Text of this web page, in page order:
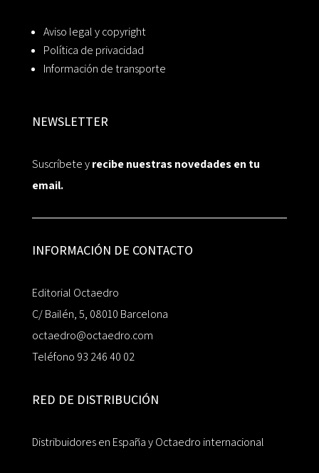
Aviso legal y copyright
Política de privacidad
Información de transporte
NEWSLETTER
Suscríbete yrecibe nuestras novedades en tu
email.
INFORMACIÓN DE CONTACTO
Editorial Octaedro
C/ Bailén, 5, 08010 Barcelona
octaedro@octaedro.com
Teléfono 93 246 40 02
RED DE DISTRIBUCIÓN
Distribuidores en España y Octaedro internacional